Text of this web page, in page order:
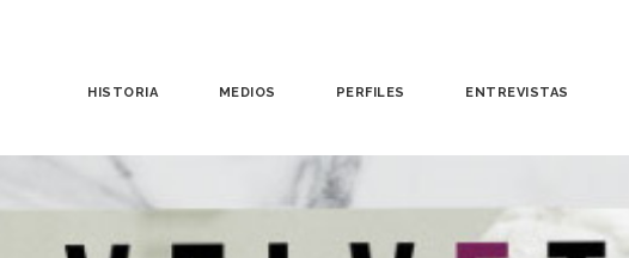
HISTORIA MEDIOS PERFILES ENTREVISTAS